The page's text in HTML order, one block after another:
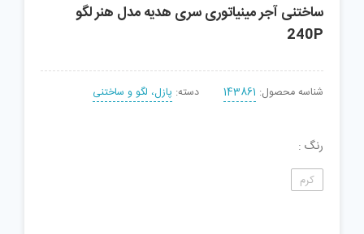
ساختنی آجر مینیاتوری سری هدیه مدل هنر لگو
240P
شناسه محصول: 143861 دسته: پازل، لگو و ساختنی
رنگ
کرم